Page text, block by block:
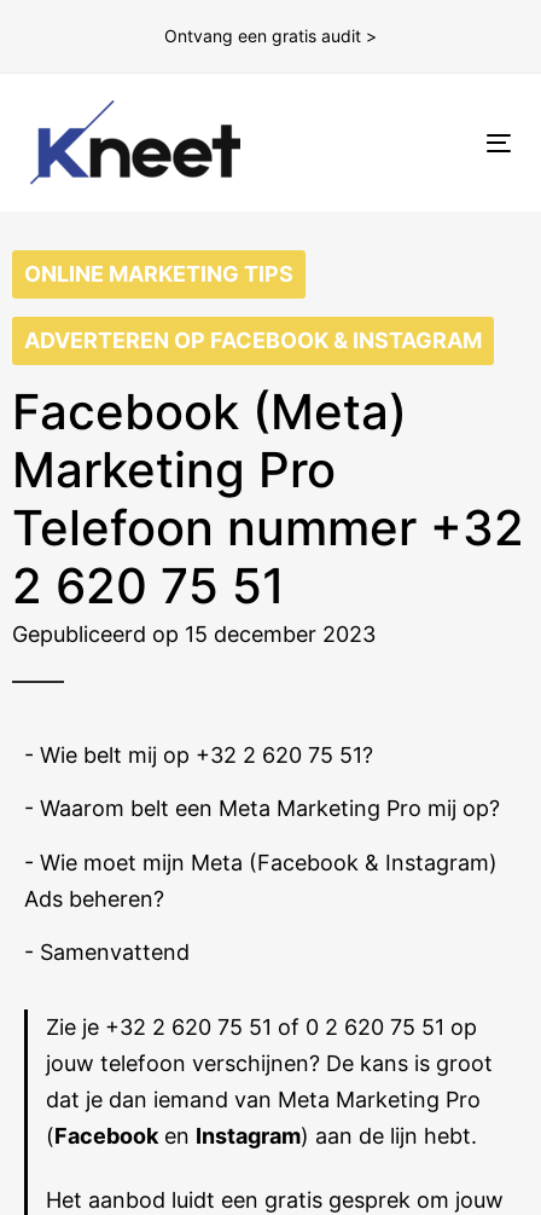
Ontvang een gratis audit >
ONLINE MARKETING TIPS
ADVERTEREN OP FACEBOOK & INSTAGRAM
Facebook (Meta)
Marketing Pro
Telefoon nummer +32
2 620 75 51
Gepubliceerd op 15 december 2023
- Wie belt mij op +32 2 620 75 51?
- Waarom belt een Meta Marketing Pro mij op?
- Wie moet mijn Meta (Facebook & Instagram)
Ads beheren?
- Samenvattend
Zie je +32 2 620 75 51 of 0 2 620 75 51 op
jouw telefoon verschijnen? De kans is groot
dat je dan iemand van Meta Marketing Pro
(Facebook en Instagram) aan de lijn hebt.
Het aanbod luidt een gratis gesprek om jouw